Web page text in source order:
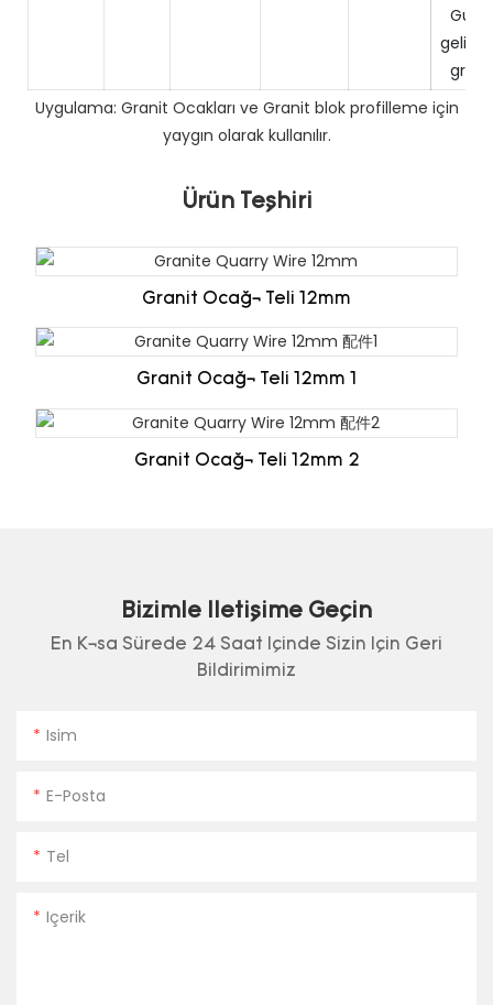
Uygulama: Granit Ocakları ve Granit blok profilleme için
yaygın olarak kullanılır.
Ürün Teşhiri
Granit Ocağı Teli 12mm
Granit Ocağı Teli 12mm 1
Granit Ocağı Teli 12mm 2
Bizimle Iletişime Geçin
En Kısa Sürede 24 Saat Içinde Sizin Için Geri
Bildirimimiz
Isim
E-Posta
Tel
Içerik